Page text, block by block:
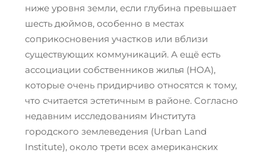
ниже уровня земли, если глубина превышает
шесть дюймов, особенно в местах
соприкосновения участков или вблизи
существующих коммуникаций. А ещё есть
ассоциации собственников жилья (HOA),
которые очень придирчиво относятся к тому,
что считается эстетичным в районе. Согласно
недавним исследованиям Института
городского землеведения (Urban Land
Institute), около трети всех американских